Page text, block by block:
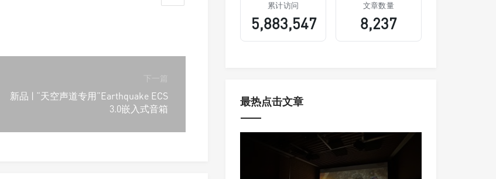
下一篇
新品 | “天空声道专用”Earthquake ECS
3.0嵌入式音箱
累计访问
5,883,547
文章数量
8,237
最热点击文章